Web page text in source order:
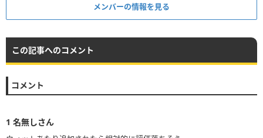
メンバーの情報を見る
この記事へのコメント
コメント
1 名無しさん